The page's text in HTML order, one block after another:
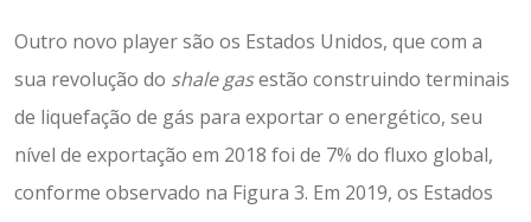
Outro novo player são os Estados Unidos, que com a
sua revolução do shale gasestão construindo terminais
de liquefação de gás para exportar o energético, seu
nível de exportação em 2018 foi de 7% do fluxo global,
conforme observado na Figura 3. Em 2019, os Estados